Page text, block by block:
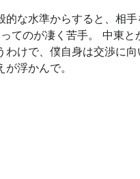
な水準からすると、相
てのが凄く苦手。 中東と
けで、僕自身は交渉に
浮かんで。